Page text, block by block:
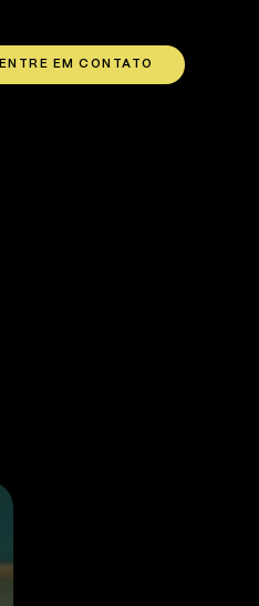
ENTRE EM CONTATO